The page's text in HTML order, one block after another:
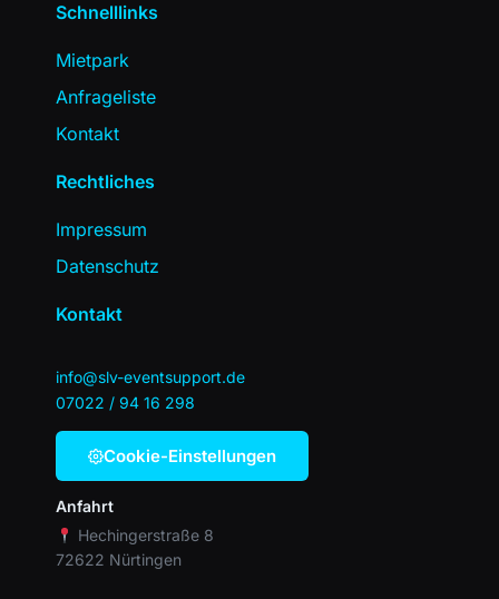
Schnelllinks
Mietpark
Anfrageliste
Kontakt
Rechtliches
Impressum
Datenschutz
Kontakt
info@slv-eventsupport.de
07022 / 94 16 298
Cookie-Einstellungen
Anfahrt
Hechingerstraße 8
72622 Nürtingen